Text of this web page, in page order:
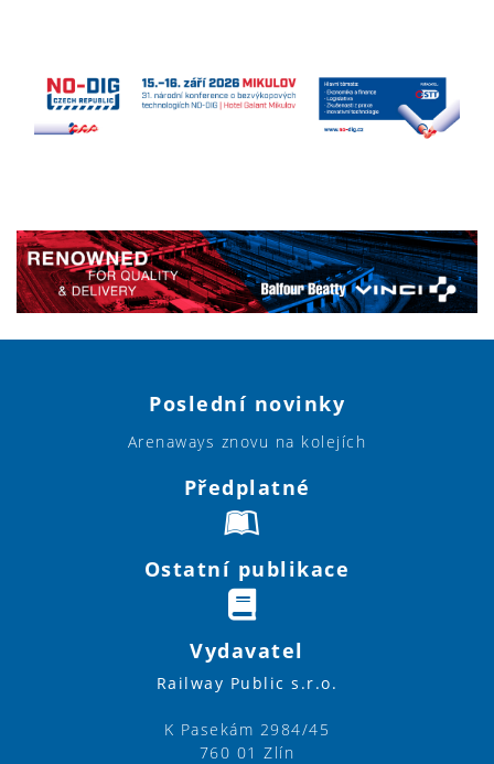
Poslední novinky
Arenaways znovu na kolejích
Předplatné
Ostatní publikace
Vydavatel
Railway Public s.r.o.
K Pasekám 2984/45
760 01 Zlín